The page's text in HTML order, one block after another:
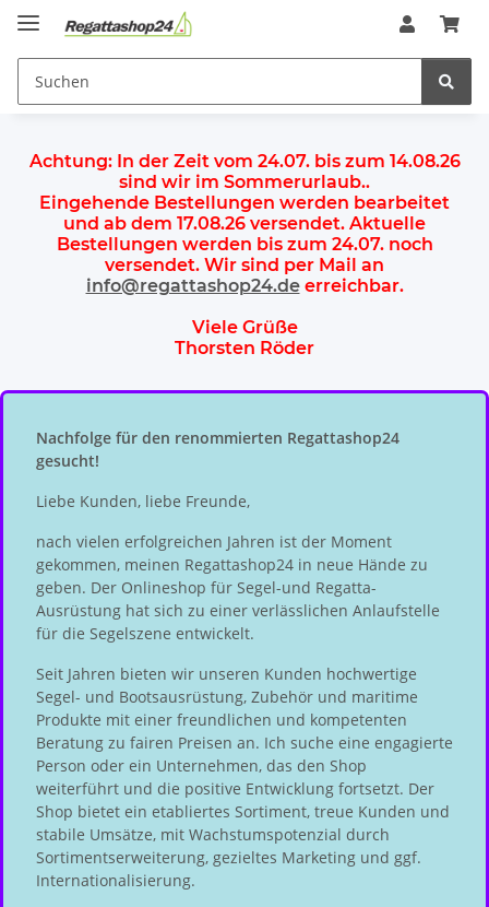
Achtung: In der Zeit vom 24.07. bis zum 14.08.26
sind wir im Sommerurlaub..
Eingehende Bestellungen werden bearbeitet
und ab dem 17.08.26 versendet. Aktuelle
Bestellungen werden bis zum 24.07.noch
versendet. Wir sind per Mail an
info@regattashop24.deerreichbar.
Viele Grüße
Thorsten Röder
Nachfolge für den renommierten Regattashop24
gesucht!
Liebe Kunden, liebe Freunde,
nach vielen erfolgreichen Jahren ist der Moment
gekommen, meinen Regattashop24 in neue Hände zu
geben. Der Onlineshop für Segel-und Regatta-
Ausrüstung hat sich zu einer verlässlichen Anlaufstelle
für die Segelszene entwickelt.
Seit Jahren bieten wir unseren Kunden hochwertige
Segel- und Bootsausrüstung, Zubehör und maritime
Produkte mit einer freundlichen und kompetenten
Beratung zu fairen Preisen an. Ich suche eine engagierte
Person oder ein Unternehmen, das den Shop
weiterführt und die positive Entwicklung fortsetzt. Der
Shop bietet ein etabliertes Sortiment, treue Kunden und
stabile Umsätze, mit Wachstumspotenzial durch
Sortimentserweiterung, gezieltes Marketing und ggf.
Internationalisierung.